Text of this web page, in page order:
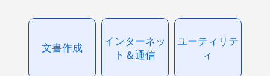
文書作成
インターネッ
ト＆通信
ユーティリテ
ィ